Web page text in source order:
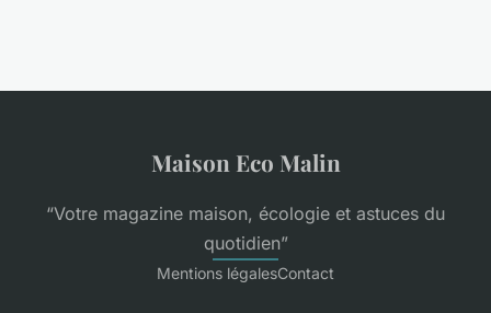
Maison Eco Malin
“Votre magazine maison, écologie et astuces du
quotidien”
Mentions légalesContact